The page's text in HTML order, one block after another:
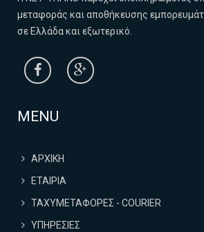
μεταφοράς και αποθήκευσης
σε Ελλάδα και εξωτερικό.
MENU
ΑΡΧΙΚΗ
ΕΤΑΙΡΙΑ
ΤΑΧΥΜΕΤΑΦΟΡΕΣ - COURIER
ΥΠΗΡΕΣΙΕΣ